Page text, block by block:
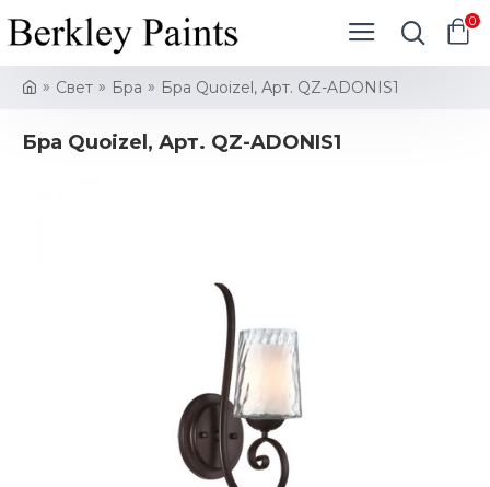
0
Свет Бра Бра Quoizel, Арт. QZ-ADONIS1
Бра Quoizel, Арт. QZ-ADONIS1